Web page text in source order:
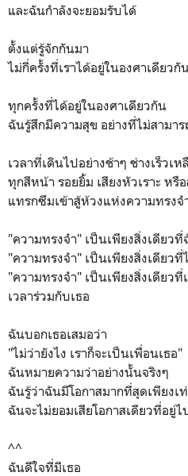
และฉันกำลังจะยอมรับได้
ตั้งแต่รู้จักกันมา
ไม่กี่ครั้งที่เราได้อยู่ในองศาเดียวกั
ทุกครั้งที่ได้อยู่ในองศาเดียวกัน
ฉันรู้สึกมีความสุข อย่างที่ไม่สามา
เวลาที่เดินไปอย่างช้าๆ ช่างเร็วเ
ทุกสีหน้า รอยยิ้ม เสียงหัวเราะ หรื
แทรกซึมเข้าสู้ห้วงแห่งความทรงจ
"ความทรงจำ" เป็นเพียงสิ่งเดียวที่
"ความทรงจำ" เป็นเพียงสิ่งเดียว
"ความทรงจำ" เป็นเพียงสิ่งเดียว
เวลาร่วมกับเธอ
ฉันบอกเธอเสมอว่า
"ไม่ว่ายังไง เราก็จะเป็นเพื่อนเธอ"
ฉันหมายความว่าอย่างนั้นจริงๆ
ฉันรู้ว่าฉันมีโอกาสมากที่สุดเพียงเ
ฉันจะไม่ยอมเสียโอกาสเดียวที่อยู่ไ
^^
ฉันดีใจที่มีเธอ